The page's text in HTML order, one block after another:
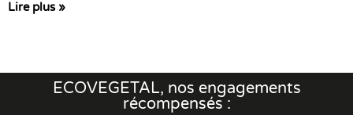
Lire plus »
ECOVEGETAL, nos engagements
récompensés :